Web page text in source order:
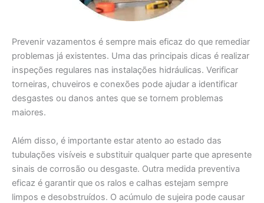
Prevenir vazamentos é sempre mais eficaz do que remediar
problemas já existentes. Uma das principais dicas é realizar
inspeções regulares nas instalações hidráulicas. Verificar
torneiras, chuveiros e conexões pode ajudar a identificar
desgastes ou danos antes que se tornem problemas
maiores.
Além disso, é importante estar atento ao estado das
tubulações visíveis e substituir qualquer parte que apresente
sinais de corrosão ou desgaste. Outra medida preventiva
eficaz é garantir que os ralos e calhas estejam sempre
limpos e desobstruídos. O acúmulo de sujeira pode causar